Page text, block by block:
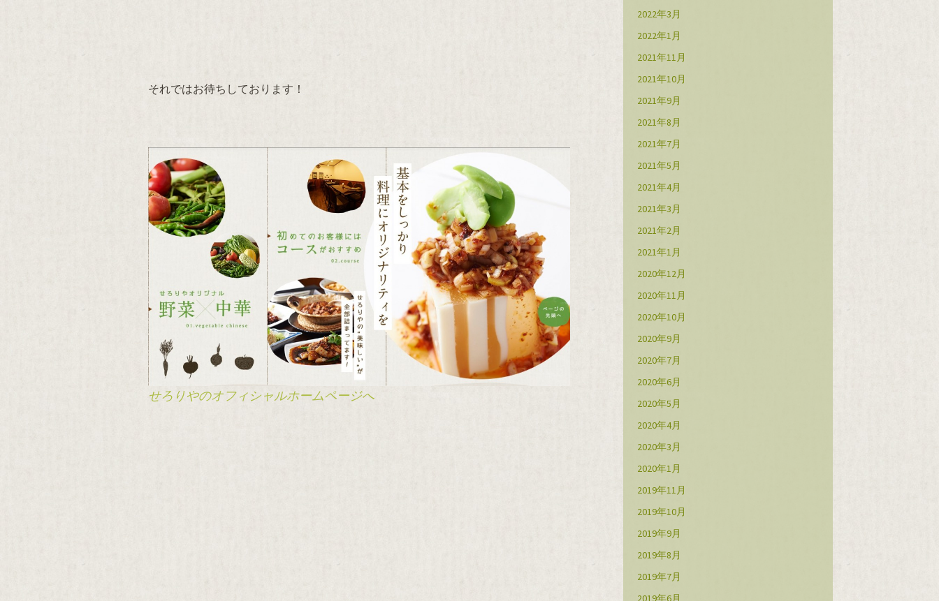
それではお待ちしております！
せろりやのオフィシャルホームページへ
2022年3月
2022年1月
2021年11月
2021年10月
2021年9月
2021年8月
2021年7月
2021年5月
2021年4月
2021年3月
2021年2月
2021年1月
2020年12月
2020年11月
2020年10月
2020年9月
2020年7月
2020年6月
2020年5月
2020年4月
2020年3月
2020年1月
2019年11月
2019年10月
2019年9月
2019年8月
2019年7月
2019年6月